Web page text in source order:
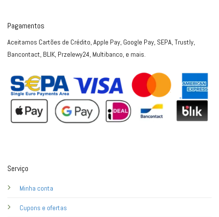
Serviço
Minha conta
Cupons e ofertas
Pagamentos
Aceitamos Cartões de Crédito, Apple Pay, Google Pay, SEPA, Trustly,
Bancontact, BLIK, Przelewy24, Multibanco, e mais.